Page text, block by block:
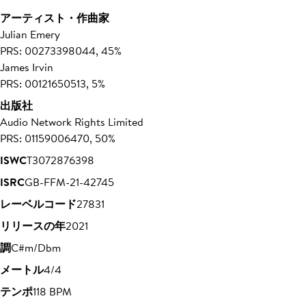
アーティスト・作曲家
Julian Emery
PRS: 00273398044, 45%
James Irvin
PRS: 00121650513, 5%
出版社
Audio Network Rights Limited
PRS: 01159006470, 50%
ISWCT3072876398
ISRCGB-FFM-21-42745
レーベルコード27831
リリースの年2021
調C#m/Dbm
メートル4/4
テンポ118 BPM